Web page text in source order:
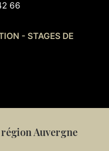
66
- STAGES DE
Auvergne